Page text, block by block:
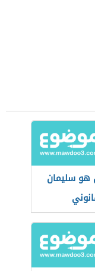
هو سليمان